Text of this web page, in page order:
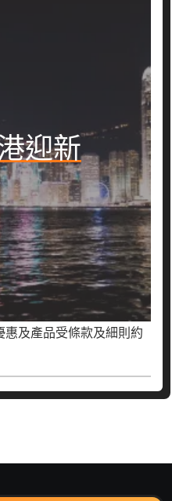
迎新
及產品受條款及細則約